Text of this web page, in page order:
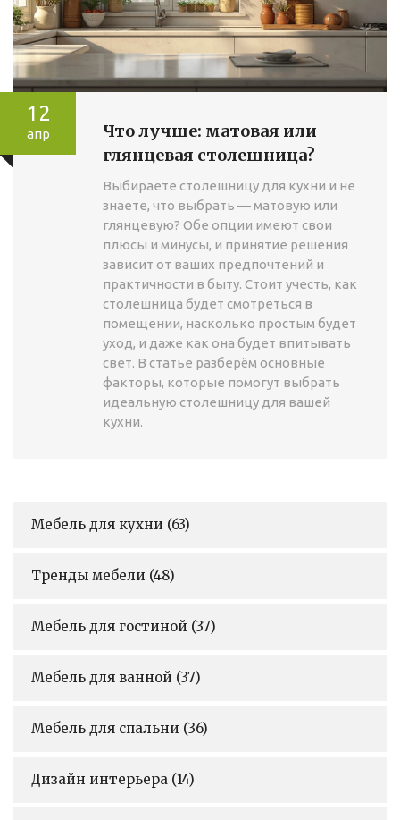
12
апр
Что лучше: матовая или
глянцевая столешница?
Выбираете столешницу для кухни и не
знаете, что выбрать — матовую или
глянцевую? Обе опции имеют свои
плюсы и минусы, и принятие решения
зависит от ваших предпочтений и
практичности в быту. Стоит учесть, как
столешница будет смотреться в
помещении, насколько простым будет
уход, и даже как она будет впитывать
свет. В статье разберём основные
факторы, которые помогут выбрать
идеальную столешницу для вашей
кухни.
Мебель для кухни (63)
Тренды мебели (48)
Мебель для гостиной (37)
Мебель для ванной (37)
Мебель для спальни (36)
Дизайн интерьера (14)